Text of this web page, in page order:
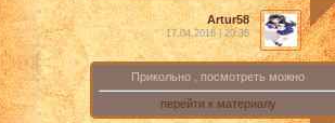
Artur58
17.04.2016 | 20:36
Прикольно , посмотреть можно
перейти к материалу